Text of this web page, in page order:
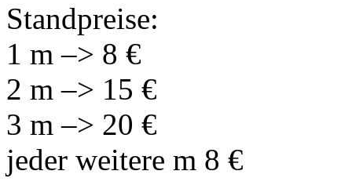
Standpreise:
1 m –> 8 €
2 m –> 15 €
3 m –> 20 €
jeder weitere m 8 €